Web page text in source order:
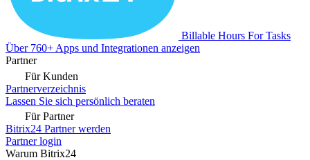
Billable Hours For Tasks
Über 760+ Apps und Integrationen anzeigen
Partner
Für Kunden
Partnerverzeichnis
Lassen Sie sich persönlich beraten
Für Partner
Bitrix24 Partner werden
Partner login
Warum Bitrix24